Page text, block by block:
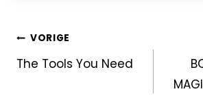
VORIGE
The Tools You Need